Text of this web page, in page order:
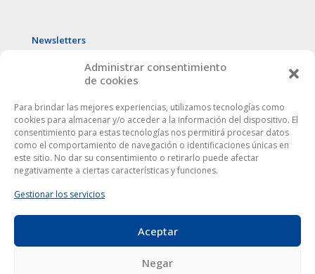
Administrar consentimiento
de cookies
Para brindar las mejores experiencias, utilizamos tecnologías como
cookies para almacenar y/o acceder a la información del dispositivo. El
consentimiento para estas tecnologías nos permitirá procesar datos
como el comportamiento de navegación o identificaciones únicas en
este sitio. No dar su consentimiento o retirarlo puede afectar
negativamente a ciertas características y funciones.
Gestionar los servicios
Aceptar
Negar
Newsletters
|Aviso Legal
los derechos reservados
Este sitio web utiliza cookies para mejorar tu experiencia. Al